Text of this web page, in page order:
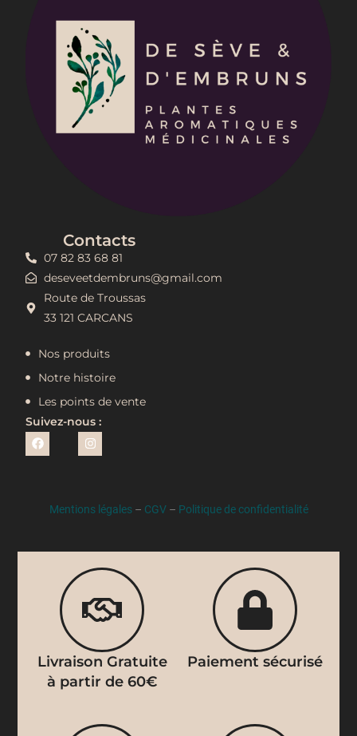
Contacts
07 82 83 68 81
deseveetdembruns@gmail.com
Route de Troussas
33 121 CARCANS
Nos produits
Notre histoire
Les points de vente
Suivez-nous :
Mentions légales– CGV– Politique de confidentialité
Livraison Gratuite
à partir de 60€
Paiement sécurisé